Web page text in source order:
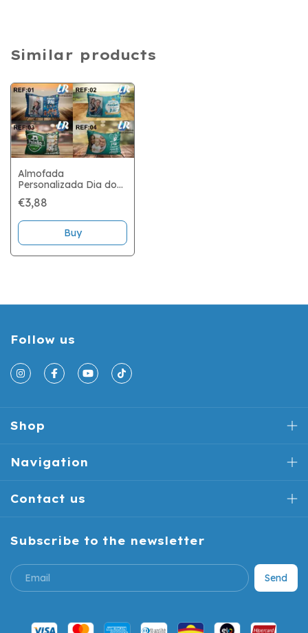
Similar products
Almofada
Personalizada Dia dos
Pais
€3,88
Buy
Follow us
Shop
Navigation
Contact us
Subscribe to the newsletter